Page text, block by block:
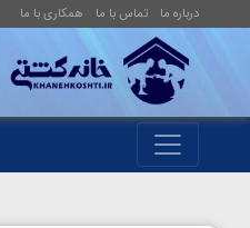
درباره ما تماس با ما همکاری با ما